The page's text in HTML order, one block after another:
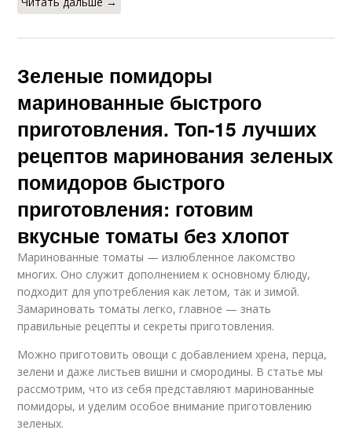
Зеленые помидоры
маринованные быстрого
приготовления. Топ-15 лучших
рецептов маринования зеленых
помидоров быстрого
приготовления: готовим
вкусные томаты без хлопот
Маринованные томаты — излюбленное лакомство
многих. Оно служит дополнением к основному блюду,
подходит для употребления как летом, так и зимой.
Замариновать томаты легко, главное — знать
правильные рецепты и секреты приготовления.
Можно приготовить овощи с добавлением хрена, перца,
зелени и даже листьев вишни и смородины. В статье мы
рассмотрим, что из себя представляют маринованные
помидоры, и уделим особое внимание приготовлению
зеленых.